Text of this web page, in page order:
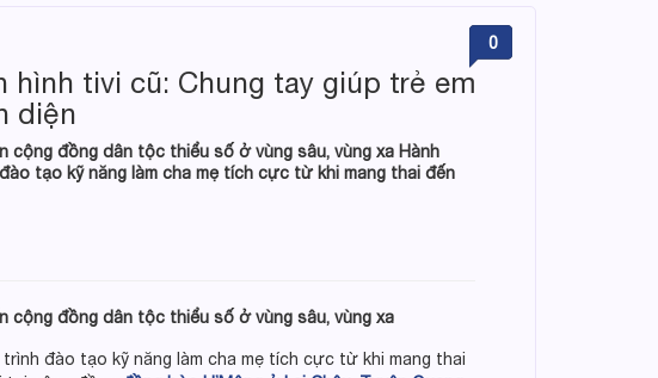
0
hình tivi cũ: Chung tay giúp trẻ em
diện
cộng đồng dân tộc thiểu số ở vùng sâu, vùng xa Hành
tạo kỹ năng làm cha mẹ tích cực từ khi mang thai đến
cộng đồng dân tộc thiểu số ở vùng sâu, vùng xa
đào tạo kỹ năng làm cha mẹ tích cực từ khi mang thai